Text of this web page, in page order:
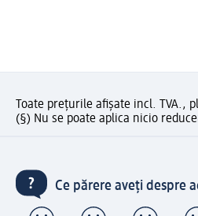
Toate prețurile afișate incl. TVA.,
(§) Nu se poate aplica nicio
Ce părere aveți despre